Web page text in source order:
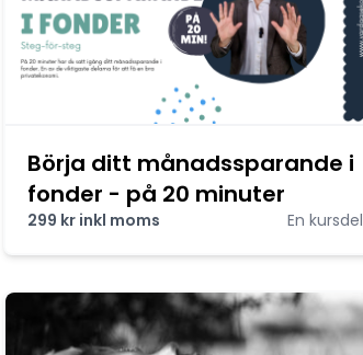
Börja ditt månadssparande i
fonder - på 20 minuter
299 kr inkl moms En kursdel